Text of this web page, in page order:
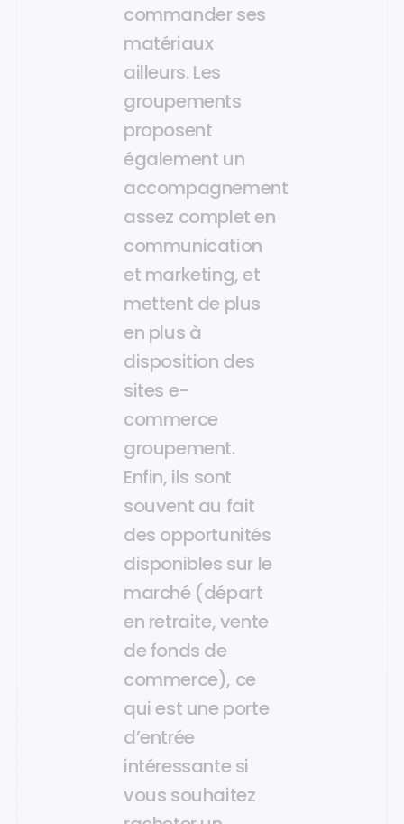
commander ses
matériaux
ailleurs. Les
groupements
proposent
également un
accompagnement
assez complet en
communication
et marketing, et
mettent de plus
en plus à
disposition des
sites e-
commerce
groupement.
Enfin, ils sont
souvent au fait
des opportunités
disponibles sur le
marché (départ
en retraite, vente
de fonds de
commerce), ce
qui est une porte
d’entrée
intéressante si
vous souhaitez